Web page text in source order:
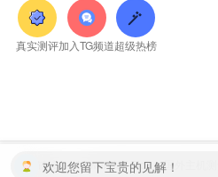
欢迎您留下宝贵的见解！
真实测评加入TG频道超级热榜
友情链接： Lowendaff Blog 国外主机测